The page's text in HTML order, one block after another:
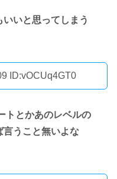
いと思ってしまう
ID:vOCUq4GT0
トとかあのレベルの
言うこと無いよな